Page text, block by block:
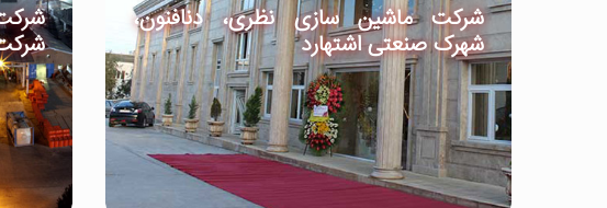
شرکت ماشین سازی نظری، دنافنون،
شهرک صنعتی اشتهارد